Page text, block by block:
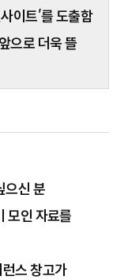
이트’를 도출함
으로 더욱 뜰
으신 분
모인 자료를
스 창고가